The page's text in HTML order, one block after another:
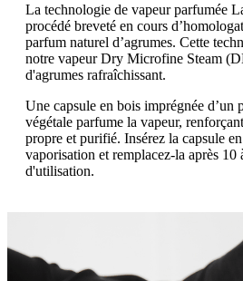
La technologie de vapeur parfumée
procédé breveté en cours
parfum naturel d’agrumes. Cette
notre vapeur Dry Microfine Steam
d'agrumes rafraîchissant.
Une capsule en bois imprégnée d’un
végétale parfume la vapeur,
propre et purifié. Insérez la capsule
vaporisation et remplacez-la après 10
d'utilisation.